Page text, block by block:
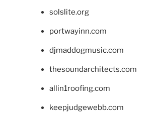
solslite.org
portwayinn.com
djmaddogmusic.com
thesoundarchitects.com
allin1roofing.com
keepjudgewebb.com